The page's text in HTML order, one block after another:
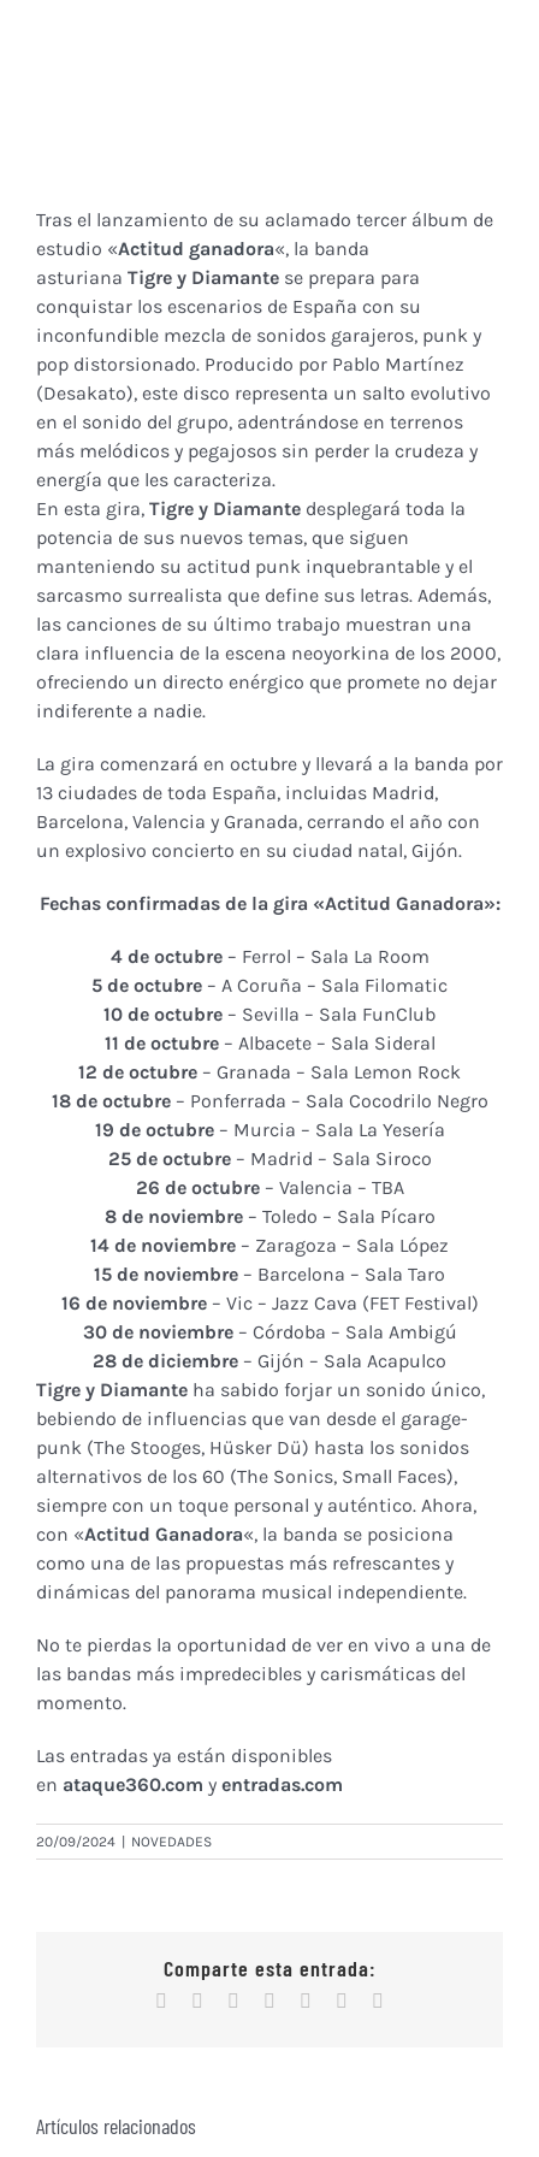
Tras el lanzamiento de su aclamado tercer álbum de
estudio «Actitud ganadora«, la banda
asturiana Tigre y Diamante se prepara para
conquistar los escenarios de España con su
inconfundible mezcla de sonidos garajeros, punk y
pop distorsionado. Producido por Pablo Martínez
(Desakato), este disco representa un salto evolutivo
en el sonido del grupo, adentrándose en terrenos
más melódicos y pegajosos sin perder la crudeza y
energía que les caracteriza.
En esta gira, Tigre y Diamante desplegará toda la
potencia de sus nuevos temas, que siguen
manteniendo su actitud punk inquebrantable y el
sarcasmo surrealista que define sus letras. Además,
las canciones de su último trabajo muestran una
clara influencia de la escena neoyorkina de los 2000,
ofreciendo un directo enérgico que promete no dejar
indiferente a nadie.
La gira comenzará en octubre y llevará a la banda por
13 ciudades de toda España, incluidas Madrid,
Barcelona, Valencia y Granada, cerrando el año con
un explosivo concierto en su ciudad natal, Gijón.
Fechas confirmadas de la gira «Actitud Ganadora»:
4 de octubre– Ferrol – Sala La Room
5 de octubre – A Coruña – Sala Filomatic
10 de octubre – Sevilla – Sala FunClub
11 de octubre– Albacete – Sala Sideral
12 de octubre – Granada – Sala Lemon Rock
18 de octubre– Ponferrada – Sala Cocodrilo Negro
19 de octubre– Murcia – Sala La Yesería
25 de octubre– Madrid – Sala Siroco
26 de octubre– Valencia – TBA
8 de noviembre– Toledo – Sala Pícaro
14 de noviembre – Zaragoza – Sala López
15 de noviembre – Barcelona – Sala Taro
16 de noviembre– Vic – Jazz Cava (FET Festival)
30 de noviembre– Córdoba – Sala Ambigú
28 de diciembre – Gijón – Sala Acapulco
Tigre y Diamante ha sabido forjar un sonido único,
bebiendo de influencias que van desde el garage-
punk (The Stooges, Hüsker Dü) hasta los sonidos
alternativos de los 60 (The Sonics, Small Faces),
siempre con un toque personal y auténtico. Ahora,
con «Actitud Ganadora«, la banda se posiciona
como una de las propuestas más refrescantes y
dinámicas del panorama musical independiente.
No te pierdas la oportunidad de ver en vivo a una de
las bandas más impredecibles y carismáticas del
momento.
Las entradas ya están disponibles
en ataque360.com y entradas.com
20/09/2024 | NOVEDADES
Comparte esta entrada:
Facebook Reddit WhatsApp
Tumblr
Artículos relacionados